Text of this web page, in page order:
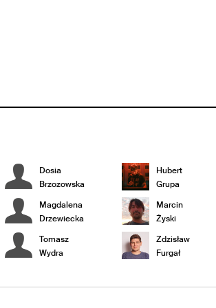
Dosia
Brzozowska
Hubert
Grupa
Magdalena
Drzewiecka
Marcin
Żyski
Tomasz
Wydra
Zdzisław
Furgał